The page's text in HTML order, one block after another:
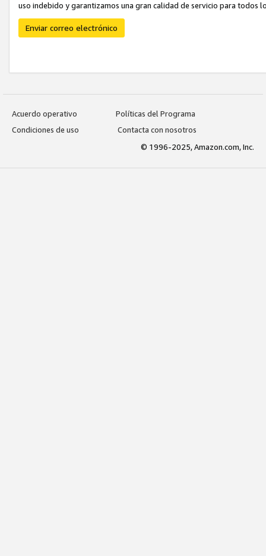
uso indebido y garantizamos una gran calidad de servicio para todos
Enviar correo electrónico
Acuerdo operativo
Políticas del Programa
Condiciones de uso
Contacta con nosotros
© 1996-2025, Amazon.com, Inc.